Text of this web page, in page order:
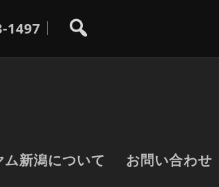
1497
ム新潟について お問い合わせ